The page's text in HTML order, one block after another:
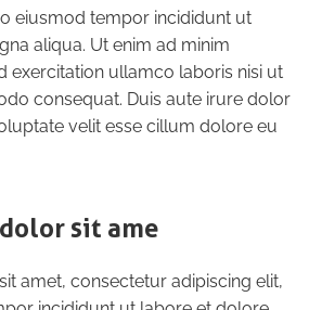
eiusmod tempor incididunt ut
aliqua. Ut enim ad minim
exercitation ullamco laboris nisi ut
consequat. Duis aute irure dolor
velit esse cillum dolore eu
sit ame
amet, consectetur adipiscing elit,